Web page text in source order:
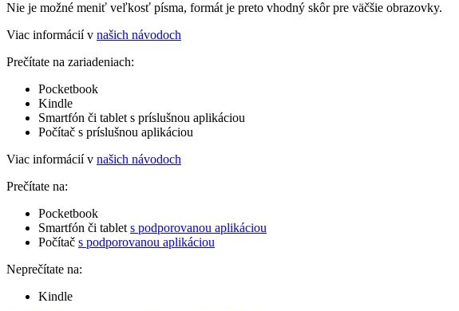
Nie je možné meniť veľkosť písma, formát je preto vhodný skôr pre väčšie obrazovky.
Viac informácií v našich návodoch
Prečítate na zariadeniach:
Pocketbook
Kindle
Smartfón či tablet s príslušnou aplikáciou
Počítač s príslušnou aplikáciou
Viac informácií v našich návodoch
Prečítate na:
Pocketbook
Smartfón či tablet s podporovanou aplikáciou
Počítač s podporovanou aplikáciou
Neprečítate na:
Kindle